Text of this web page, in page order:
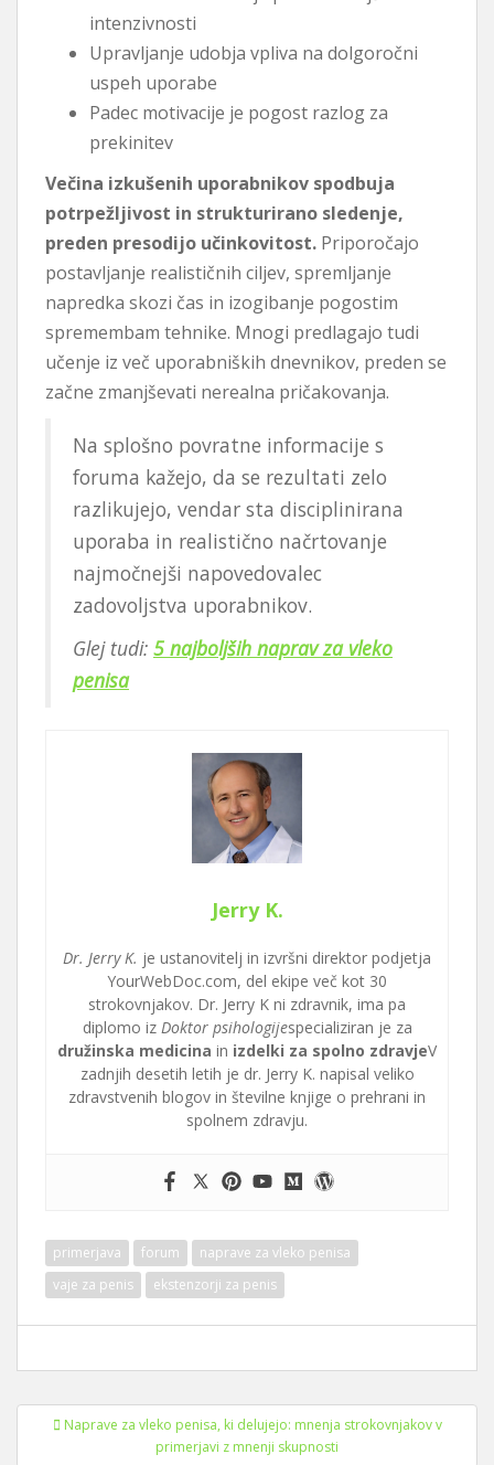
intenzivnosti
Upravljanje udobja vpliva na dolgoročni
uspeh uporabe
Padec motivacije je pogost razlog za
prekinitev
Večina izkušenih uporabnikov spodbuja
potrpežljivost in strukturirano sledenje,
preden presodijo učinkovitost. Priporočajo
postavljanje realističnih ciljev, spremljanje
napredka skozi čas in izogibanje pogostim
spremembam tehnike. Mnogi predlagajo tudi
učenje iz več uporabniških dnevnikov, preden se
začne zmanjševati nerealna pričakovanja.
Na splošno povratne informacije s
foruma kažejo, da se rezultati zelo
razlikujejo, vendar sta disciplinirana
uporaba in realistično načrtovanje
najmočnejši napovedovalec
zadovoljstva uporabnikov.
Glej tudi: 5 najboljših naprav za vleko
penisa
Jerry K.
Dr. Jerry K. je ustanovitelj in izvršni direktor podjetja
YourWebDoc.com, del ekipe več kot 30
strokovnjakov. Dr. Jerry K ni zdravnik, ima pa
diplomo iz Doktor psihologijespecializiran je za
družinska medicina in izdelki za spolno zdravjeV
zadnjih desetih letih je dr. Jerry K. napisal veliko
zdravstvenih blogov in številne knjige o prehrani in
spolnem zdravju.
primerjava forum
naprave za vleko penisa
vaje za penis
ekstenzorji za penis
Navigacija
prispevkov
Naprave za vleko penisa, ki delujejo: mnenja strokovnjakov v
primerjavi z mnenji skupnosti